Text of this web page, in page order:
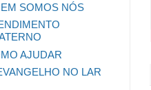
SOMOS NÓS
AJUDAR
NO LAR